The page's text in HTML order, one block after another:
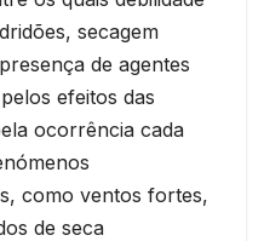
secagem
de agentes
efeitos das
ocorrência cada
como ventos fortes,
de seca